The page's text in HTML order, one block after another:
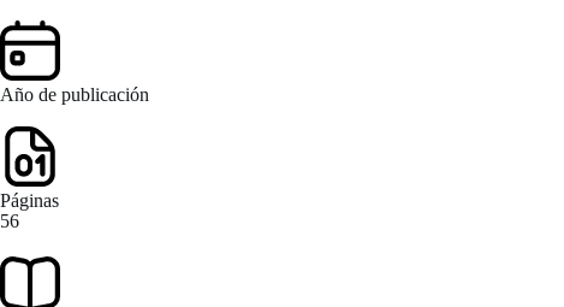
Año de publicación
Páginas
56